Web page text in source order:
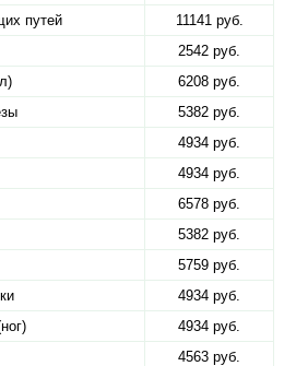
путей
11141 руб.
2542 руб.
6208 руб.
5382 руб.
4934 руб.
4934 руб.
6578 руб.
5382 руб.
5759 руб.
4934 руб.
4934 руб.
4563 руб.